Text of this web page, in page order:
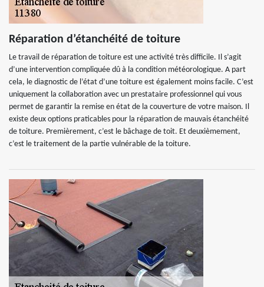
Réparation d’étanchéité de toiture
Le travail de réparation de toiture est une activité très difficile. Il s’agit
d’une intervention compliquée dû à la condition météorologique. A part
cela, le diagnostic de l’état d’une toiture est également moins facile. C’est
uniquement la collaboration avec un prestataire professionnel qui vous
permet de garantir la remise en état de la couverture de votre maison. Il
existe deux options praticables pour la réparation de mauvais étanchéité
de toiture. Premièrement, c’est le bâchage de toit. Et deuxièmement,
c’est le traitement de la partie vulnérable de la toiture.